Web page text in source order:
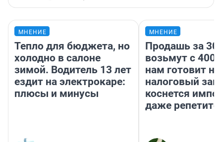
МНЕНИЕ
Тепло для бюджета, но
холодно в салоне
зимой. Водитель 13 лет
ездит на электрокаре:
плюсы и минусы
МНЕНИЕ
Продашь за
возьмут с
нам готовит
налоговый
коснется
даже